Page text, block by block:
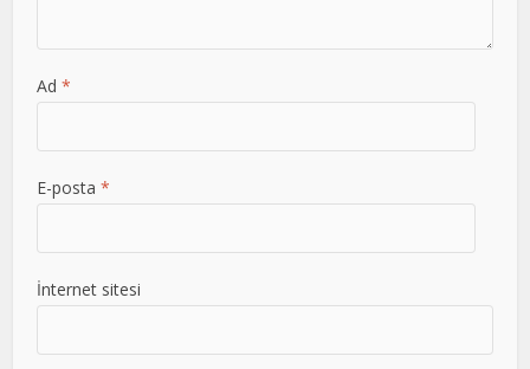
Ad*
E-posta*
İnternet sitesi